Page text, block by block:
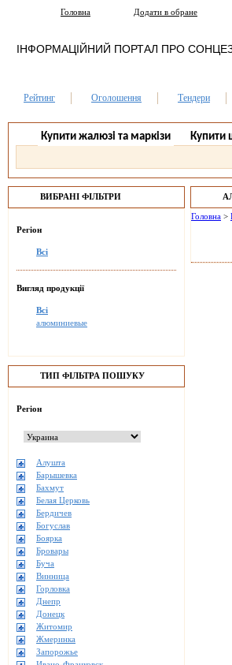
Головна Додати в обране
ІНФОРМАЦІЙНИЙ ПОРТАЛ ПРО
Рейтинг Оголошення Тендери
Купити жалюзі та маркізи Купити
ВИБРАНІ ФІЛЬТРИ
Регіон
Всі
Вигляд продукції
Всі
алюминиевые
ТИП ФІЛЬТРА ПОШУКУ
Регіон
Алушта
Барышевка
Бахмут
Белая Церковь
Бердичев
Богуслав
Боярка
Бровары
Буча
Винница
Горловка
Днепр
Донецк
Житомир
Жмеринка
Запорожье
Головна >